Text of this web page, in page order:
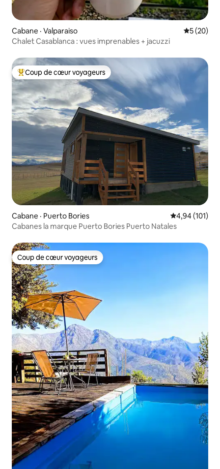
Cabane · Valparaiso Note
5 (20)
Chalet Casablanca : vues imprenables + jacuzzi
Coup de cœur voyageurs parmi les plus aimés
Coup de cœur voyageurs
Cabane · Puerto Bories Note
4,94 (101)
Cabanes la marque Puerto Bories Puerto Natales
Coup de cœur voyageurs
Coup de cœur voyageurs